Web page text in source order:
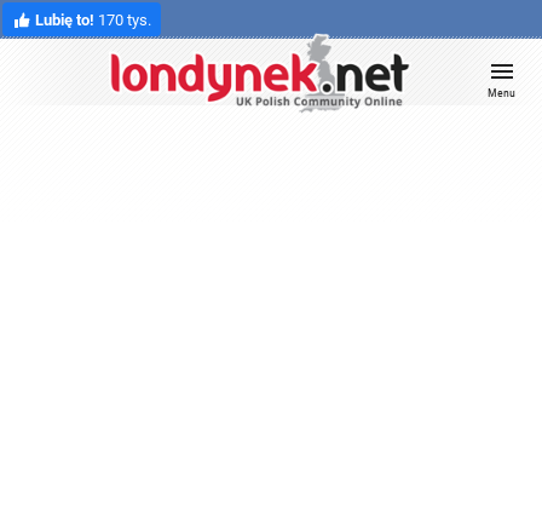
Lubię to! 170 tys.
Menu